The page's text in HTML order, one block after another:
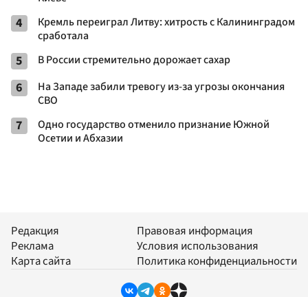
4
Кремль переиграл Литву: хитрость с Калининградом
сработала
5 В России стремительно дорожает сахар
6
На Западе забили тревогу из-за угрозы окончания
СВО
7
Одно государство отменило признание Южной
Осетии и Абхазии
Редакция
Реклама
Карта сайта
Правовая информация
Условия использования
Политика конфиденциальности